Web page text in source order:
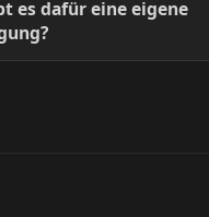
es dafür eine eigene